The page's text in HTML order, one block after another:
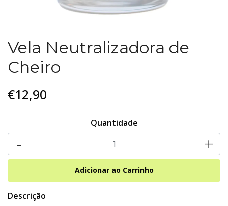
Vela Neutralizadora de
Cheiro
€12,90
Quantidade
- +
Descrição